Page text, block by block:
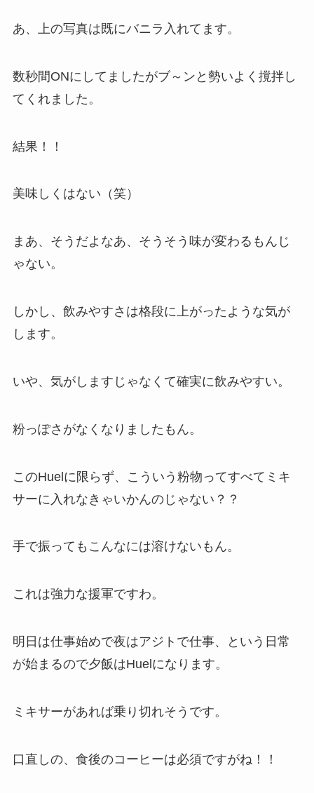
あ、上の写真は既にバニラ入れてます。
数秒間ONにしてましたがブ～ンと勢いよく撹拌し
てくれました。
結果！！
美味しくはない（笑）
まあ、そうだよなあ、そうそう味が変わるもんじ
ゃない。
しかし、飲みやすさは格段に上がったような気が
します。
いや、気がしますじゃなくて確実に飲みやすい。
粉っぽさがなくなりましたもん。
このHuelに限らず、こういう粉物ってすべてミキ
サーに入れなきゃいかんのじゃない？？
手で振ってもこんなには溶けないもん。
これは強力な援軍ですわ。
明日は仕事始めで夜はアジトで仕事、という日常
が始まるので夕飯はHuelになります。
ミキサーがあれば乗り切れそうです。
口直しの、食後のコーヒーは必須ですがね！！